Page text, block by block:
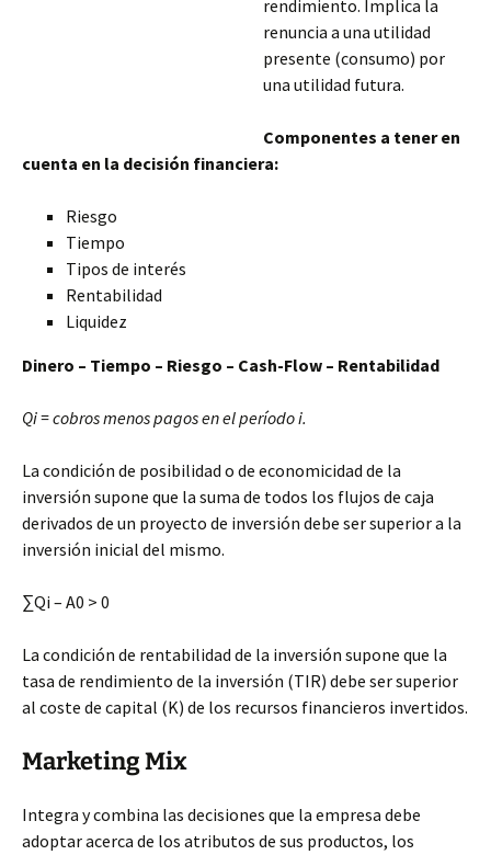
rendimiento. Implica la
renuncia a una utilidad
presente (consumo) por
una utilidad futura.
Componentes a tener en
cuenta en la decisión financiera:
Riesgo
Tiempo
Tipos de interés
Rentabilidad
Liquidez
Dinero – Tiempo – Riesgo – Cash-Flow – Rentabilidad
Qi = cobros menos pagos en el período i.
La condición de posibilidad o de economicidad de la
inversión supone que la suma de todos los flujos de caja
derivados de un proyecto de inversión debe ser superior a la
inversión inicial del mismo.
∑Qi – A0 > 0
La condición de rentabilidad de la inversión supone que la
tasa de rendimiento de la inversión (TIR) debe ser superior
al coste de capital (K) de los recursos financieros invertidos.
Marketing Mix
Integra y combina las decisiones que la empresa debe
adoptar acerca de los atributos de sus productos, los